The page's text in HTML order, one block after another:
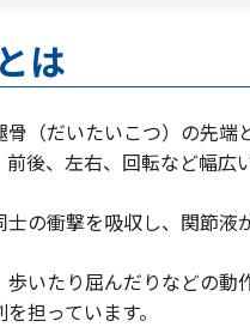
は
骨（だいたいこつ）の先
後、左右、回転など幅広
の衝撃を吸収し、関節液
歩いたり屈んだりなどの
担っています。